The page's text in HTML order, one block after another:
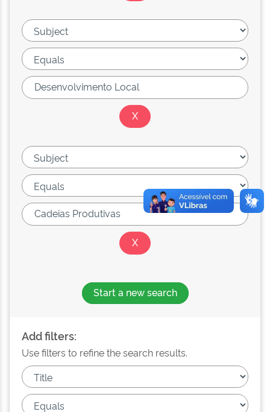
Start a new search
Add filters:
Use filters to refine the search results.